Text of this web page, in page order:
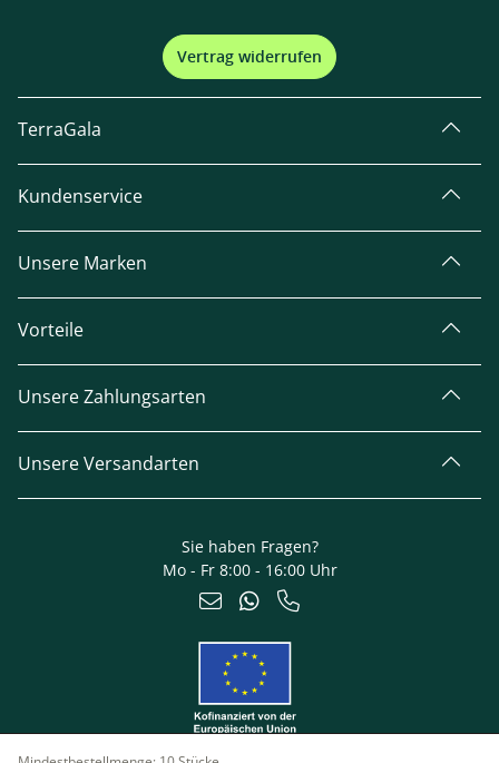
Vertrag widerrufen
TerraGala
Kundenservice
Unsere Marken
Vorteile
Unsere Zahlungsarten
Unsere Versandarten
Sie haben Fragen?
Mo - Fr 8:00 - 16:00 Uhr